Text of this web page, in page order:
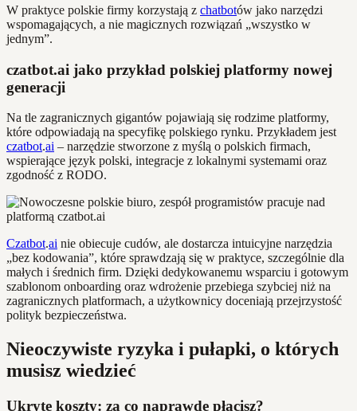
W praktyce polskie firmy korzystają z chatbotów jako narzędzi
wspomagających, a nie magicznych rozwiązań „wszystko w
jednym”.
czatbot.ai jako przykład polskiej platformy nowej
generacji
Na tle zagranicznych gigantów pojawiają się rodzime platformy,
które odpowiadają na specyfikę polskiego rynku. Przykładem jest
czatbot.ai – narzędzie stworzone z myślą o polskich firmach,
wspierające język polski, integracje z lokalnymi systemami oraz
zgodność z RODO.
Czatbot.ai nie obiecuje cudów, ale dostarcza intuicyjne narzędzia
„bez kodowania”, które sprawdzają się w praktyce, szczególnie dla
małych i średnich firm. Dzięki dedykowanemu wsparciu i gotowym
szablonom onboarding oraz wdrożenie przebiega szybciej niż na
zagranicznych platformach, a użytkownicy doceniają przejrzystość
polityk bezpieczeństwa.
Nieoczywiste ryzyka i pułapki, o których
musisz wiedzieć
Ukryte koszty: za co naprawdę płacisz?